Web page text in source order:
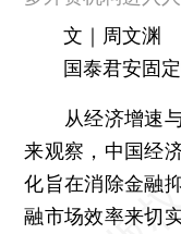
文｜周文渊
国泰君安固定
从经济增速与
来观察，中国经
化旨在消除金融
融市场效率来切